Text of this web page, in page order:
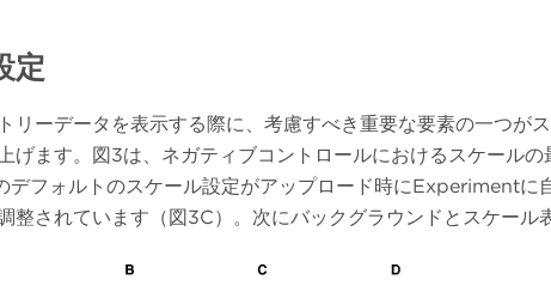
定
リーデータを表示する際に、考慮すべき重要な要素の一つ
げます。図3は、ネガティブコントロールにおけるスケール
フォルトのスケール設定がアップロード時にExperimentに
整されています（図3C）。次にバックグラウンドとスケール